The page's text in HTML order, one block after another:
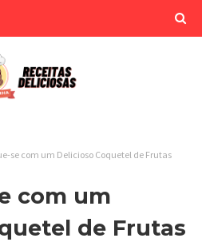
se com um Delicioso Coquetel de Frutas
com um
de Frutas